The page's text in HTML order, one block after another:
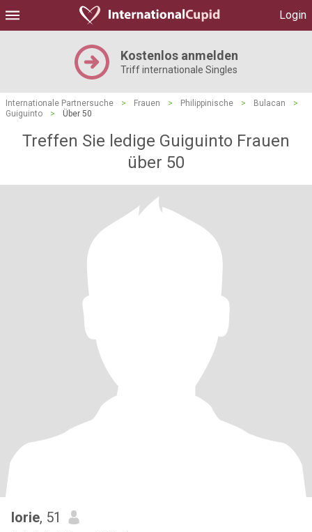
Login
Kostenlos anmelden
Triff internationale Singles
Internationale Partnersuche > Frauen > Philippinische > Bulacan
>
Guiguinto
> Über 50
Treffen Sie ledige Guiguinto Frauen
über 50
lorie, 51